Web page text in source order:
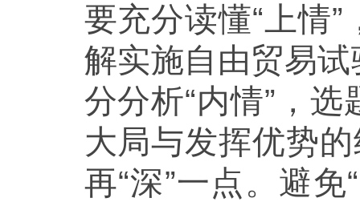
要充分读懂“上情
解实施自由贸易
分分析“内情”，
大局与发挥优势
再“深”一点。避